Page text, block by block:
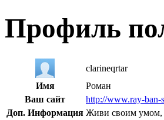
Профиль
clarineqrtar
Имя
Роман
Ваш сайт
http://www.ray-ban-
Доп. Информация Живи своим умом,